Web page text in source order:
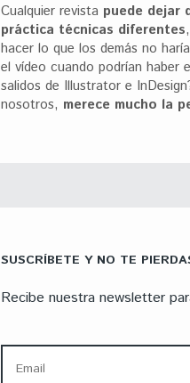
Cualquier revista puede dejar
práctica técnicas diferentes
hacer lo que los demás no
el vídeo cuando podrían haber
salidos de Illustrator e
nosotros, merece mucho la
SUSCRÍBETE Y NO TE
Recibe nuestra newsletter